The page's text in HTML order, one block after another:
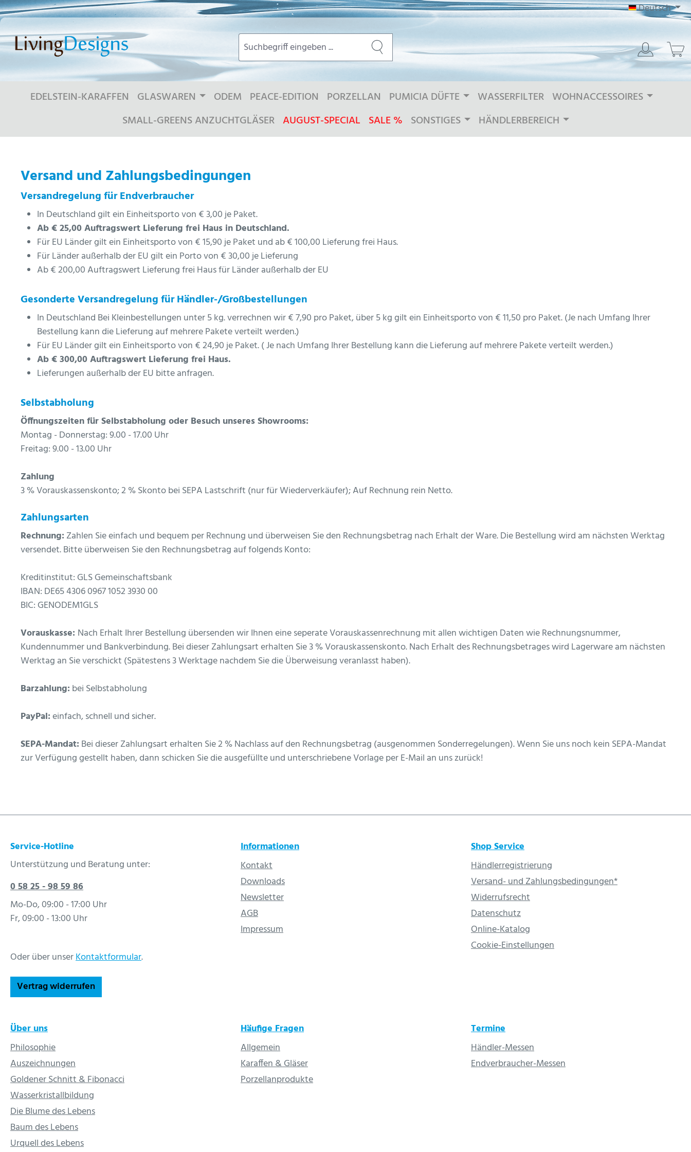
Hauptinhalt springen
Zur Suche springen
Zur Hauptnavigation springen Deutsch
EDELSTEIN-KARAFFEN GLASWAREN ODEM PEACE-EDITION PORZELLAN PUMICIA DÜFTE WASSERFILTER WOHNACCESSOIRES
SMALL-GREENS ANZUCHTGLÄSER AUGUST-SPECIAL SALE % SONSTIGES HÄNDLERBEREICH
Versand und Zahlungsbedingungen
Versandregelung für Endverbraucher
In Deutschland gilt ein Einheitsporto von € 3,00 je Paket.
Ab € 25,00 Auftragswert Lieferung frei Haus in Deutschland.
Für EU Länder gilt ein Einheitsporto von € 15,90 je Paket und ab € 100,00 Lieferung frei Haus.
Für Länder außerhalb der EU gilt ein Porto von € 30,00 je Lieferung
Ab € 200,00 Auftragswert Lieferung frei Haus für Länder außerhalb der EU
Gesonderte Versandregelung für Händler-/Großbestellungen
In Deutschland Bei Kleinbestellungen unter 5 kg. verrechnen wir € 7,90 pro Paket, über 5 kg gilt ein Einheitsporto von € 11,50 pro Paket. (Je nach Umfang Ihrer
Bestellung kann die Lieferung auf mehrere Pakete verteilt werden.)
Für EU Länder gilt ein Einheitsporto von € 24,90 je Paket. ( Je nach Umfang Ihrer Bestellung kann die Lieferung auf mehrere Pakete verteilt werden.)
Ab € 300,00 Auftragswert Lieferung frei Haus.
Lieferungen außerhalb der EU bitte anfragen.
Selbstabholung
Öffnungszeiten für Selbstabholung oder Besuch unseres Showrooms:
Montag - Donnerstag: 9.00 - 17.00 Uhr
Freitag: 9.00 - 13.00 Uhr
Zahlung
3 % Vorauskassenskonto; 2 % Skonto bei SEPA Lastschrift (nur für Wiederverkäufer); Auf Rechnung rein Netto.
Zahlungsarten
Rechnung: Zahlen Sie einfach und bequem per Rechnung und überweisen Sie den Rechnungsbetrag nach Erhalt der Ware. Die Bestellung wird am nächsten Werktag
versendet. Bitte überweisen Sie den Rechnungsbetrag auf folgends Konto:
Kreditinstitut: GLS Gemeinschaftsbank
IBAN: DE65 4306 0967 1052 3930 00
BIC: GENODEM1GLS
Vorauskasse: Nach Erhalt Ihrer Bestellung übersenden wir Ihnen eine seperate Vorauskassenrechnung mit allen wichtigen Daten wie Rechnungsnummer,
Kundennummer und Bankverbindung. Bei dieser Zahlungsart erhalten Sie 3 % Vorauskassenskonto. Nach Erhalt des Rechnungsbetrages wird Lagerware am nächsten
Werktag an Sie verschickt (Spätestens 3 Werktage nachdem Sie die Überweisung veranlasst haben).
Barzahlung: bei Selbstabholung
PayPal:einfach, schnell und sicher.
SEPA-Mandat: Bei dieser Zahlungsart erhalten Sie 2 % Nachlass auf den Rechnungsbetrag (ausgenommen Sonderregelungen). Wenn Sie uns noch kein SEPA-Mandat
zur Verfügung gestellt haben, dann schicken Sie die ausgefüllte und unterschriebene Vorlage per E-Mail an uns zurück!
Service-Hotline
Unterstützung und Beratung unter:
0 58 25 - 98 59 86
Mo-Do, 09:00 - 17:00 Uhr
Fr, 09:00 - 13:00 Uhr
Oder über unserKontaktformular.
Vertrag widerrufen
Informationen
Kontakt
Downloads
Newsletter
AGB
Impressum
Shop Service
Händlerregistrierung
Versand- und Zahlungsbedingungen*
Widerrufsrecht
Datenschutz
Online-Katalog
Cookie-Einstellungen
Über uns
Philosophie
Auszeichnungen
Goldener Schnitt & Fibonacci
Wasserkristallbildung
Die Blume des Lebens
Baum des Lebens
Urquell des Lebens
Häufige Fragen
Allgemein
Karaffen & Gläser
Porzellanprodukte
Termine
Händler-Messen
Endverbraucher-Messen